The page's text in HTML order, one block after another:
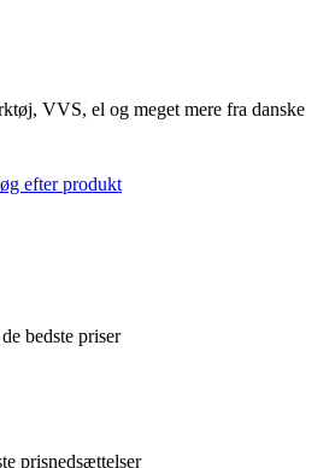
VVS, el og meget mere fra danske
efter produkt
bedste priser
prisnedsættelser